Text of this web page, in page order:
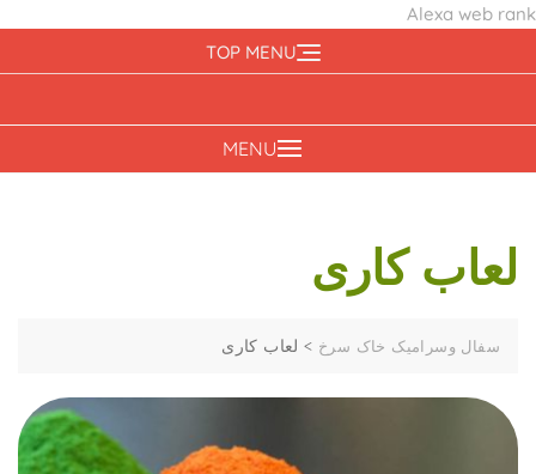
Alexa web rank
to
TOP MENU
MENU
لعاب کاری
سفال وسرامیک خاک سرخ > لعاب کاری